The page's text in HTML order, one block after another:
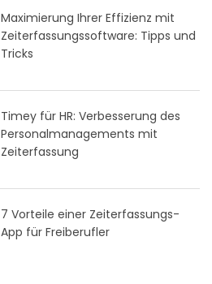
Maximierung Ihrer Effizienz mit
Zeiterfassungssoftware: Tipps und
Tricks
Timey für HR: Verbesserung des
Personalmanagements mit
Zeiterfassung
7 Vorteile einer Zeiterfassungs-
App für Freiberufler